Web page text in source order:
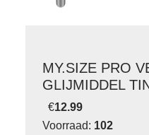
MY.SIZE PRO
GLIJMIDDEL
€12.99
Voorraad: 102